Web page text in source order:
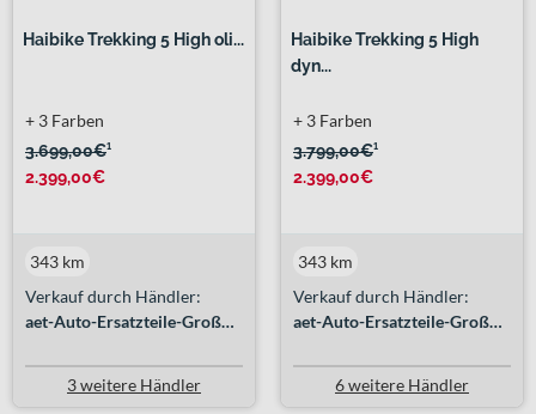
Haibike Trekking 5 High oli...
3.699,00€¹
2.399,00€
+ 3 Farben
Verkauf durch Händler:
aet-Auto-Ersatzteile-Großhandel GmbH
343 km
3 weitere Händler
Haibike Trekking 5 High
dyn...
3.799,00€¹
2.399,00€
+ 3 Farben
Verkauf durch Händler:
aet-Auto-Ersatzteile-Großhandel GmbH
343 km
6 weitere Händler